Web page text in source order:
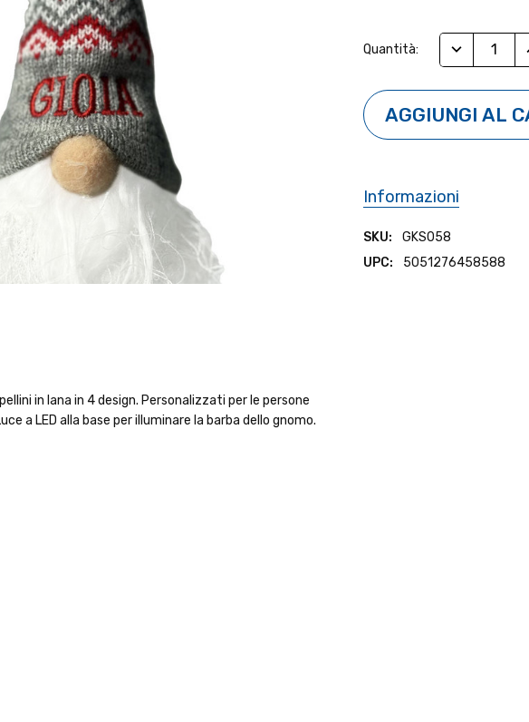
Attuale:
Quantità: RIDUCI
Informazioni
SKU:
GKS058
UPC:
5051276458588
in lana in 4 design. Personalizzati per le persone
a LED alla base per illuminare la barba dello gnomo.